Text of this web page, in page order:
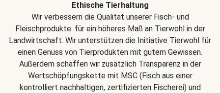
Ethische Tierhaltung
Wir verbessern die Qualität unserer Fisch- und
Fleischprodukte: für ein höheres Maß an Tierwohl in der
Landwirtschaft. Wir unterstützen die Initiative Tierwohl für
einen Genuss von Tierprodukten mit gutem Gewissen.
Außerdem schaffen wir zusätzlich Transparenz in der
Wertschöpfungskette mit MSC (Fisch aus einer
kontrolliert nachhaltigen, zertifizierten Fischerei) und